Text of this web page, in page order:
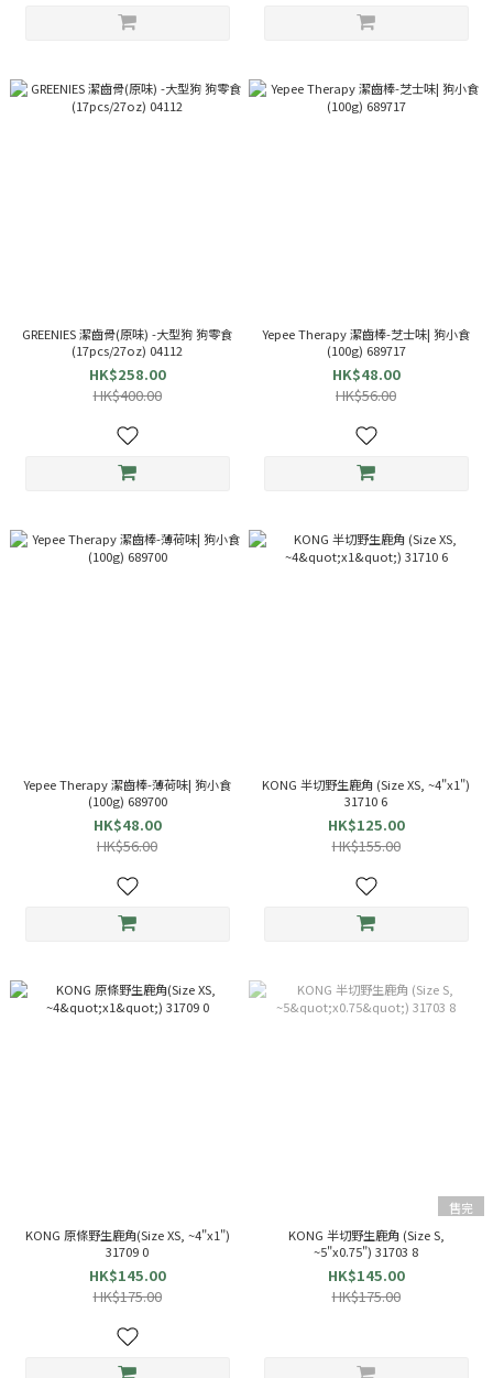
GREENIES 潔齒骨(原味) -大型狗 狗零食
(17pcs/27oz) 04112
HK$258.00
HK$400.00
Yepee Therapy 潔齒棒-芝士味| 狗小食
(100g) 689717
HK$48.00
HK$56.00
Yepee Therapy 潔齒棒-薄荷味| 狗小食
(100g) 689700
HK$48.00
HK$56.00
KONG 半切野生鹿角 (Size XS, ~4"x1")
31710 6
HK$125.00
HK$155.00
KONG 原條野生鹿角(Size XS, ~4"x1")
31709 0
HK$145.00
HK$175.00
售完
KONG 半切野生鹿角 (Size S,
~5"x0.75") 31703 8
HK$145.00
HK$175.00